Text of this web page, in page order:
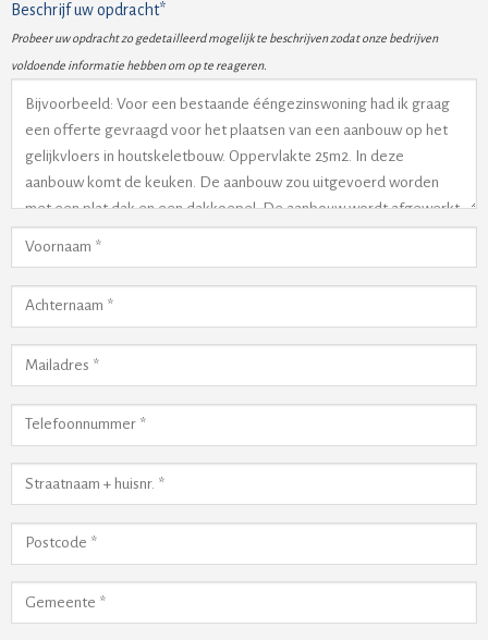
Beschrijf uw opdracht*
Probeer uw opdracht zo gedetailleerd mogelijk te beschrijven zodat onze bedrijven
voldoende informatie hebben om op te reageren.